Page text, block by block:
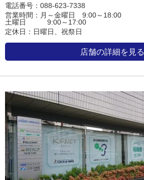
電話番号：088-623-7338
営業時間：月～金曜日 9:00～18:00
土曜日 9:00～17:00
定休日：日曜日、祝祭日
店舗の詳細を見る